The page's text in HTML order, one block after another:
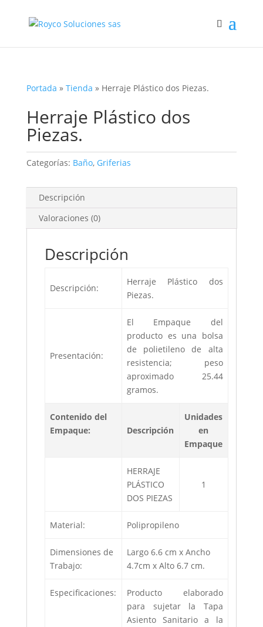
Portada » Tienda » Herraje Plástico dos Piezas.
Herraje Plástico dos
Piezas.
Categorías: Baño, Griferias
Descripción
Valoraciones (0)
Descripción
Descripción:
Herraje Plástico dos
Piezas.
Presentación:
El Empaque del
producto es una bolsa
de polietileno de alta
resistencia; peso
aproximado 25.44
gramos.
Contenido del
Empaque:
Descripción
Unidades
en
Empaque
HERRAJE
PLÁSTICO
DOS PIEZAS
1
Material: Polipropileno
Dimensiones de
Trabajo:
Largo 6.6 cm x Ancho
4.7cm x Alto 6.7 cm.
Especificaciones:
Producto elaborado
para sujetar la Tapa
Asiento Sanitario a la